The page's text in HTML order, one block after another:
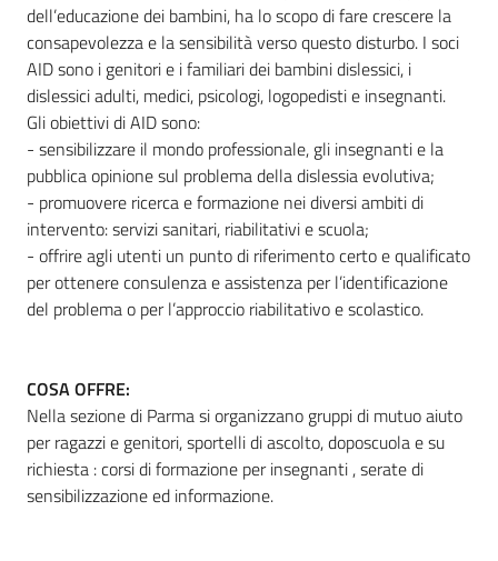
Newsletter
dell’educazione dei bambini, ha lo scopo di fare crescere la
consapevolezza e la sensibilità verso questo disturbo. I soci
AID sono i genitori e i familiari dei bambini dislessici, i
dislessici adulti, medici, psicologi, logopedisti e insegnanti.
Gli obiettivi di AID sono:
- sensibilizzare il mondo professionale, gli insegnanti e la
pubblica opinione sul problema della dislessia evolutiva;
- promuovere ricerca e formazione nei diversi ambiti di
intervento: servizi sanitari, riabilitativi e scuola;
- offrire agli utenti un punto di riferimento certo e qualificato
per ottenere consulenza e assistenza per l’identificazione
del problema o per l’approccio riabilitativo e scolastico.
COSA OFFRE:
Nella sezione di Parma si organizzano gruppi di mutuo aiuto
per ragazzi e genitori, sportelli di ascolto, doposcuola e su
richiesta : corsi di formazione per insegnanti , serate di
sensibilizzazione ed informazione.